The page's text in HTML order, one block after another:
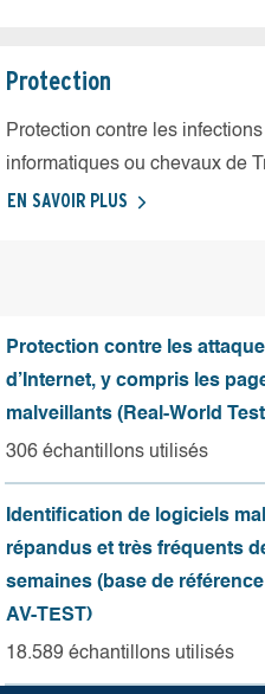
Protection
Protection contre les
informatiques ou chevaux de
EN SAVOIR PLUS
Protection contre les
d’Internet, y compris les
malveillants (Real-World
306 échantillons utilisés
Identification de logiciels
répandus et très fréquents
semaines (base de
AV-TEST)
18.589 échantillons utilisés